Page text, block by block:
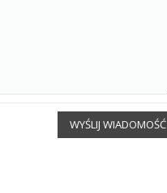
WYŚLIJ WIADOMOŚĆ